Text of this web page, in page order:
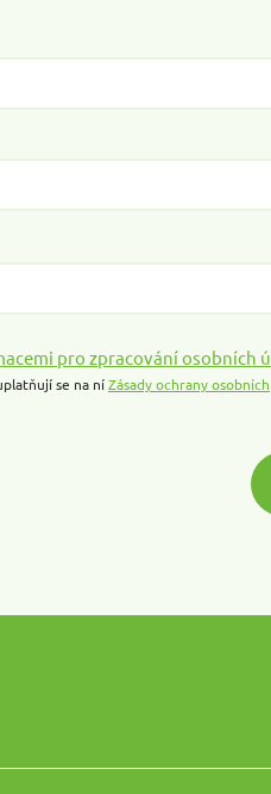
pro zpracování osobních
se na níZásady ochrany osobních